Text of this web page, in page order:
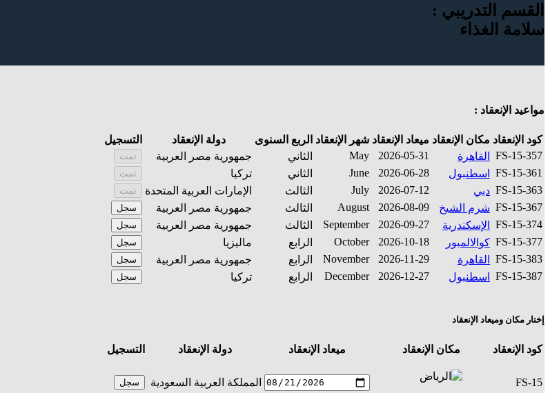
القسم التدريبي :
سلامة الغذاء
مواعيد الإنعقاد :
كود الإنعقاد مكان الإنعقاد ميعاد الإنعقاد شهر الإنعقاد الربع السنوى دولة الإنعقاد
التسجيل
FS-15-357
القاهرة 2026-05-31
May الثاني جمهورية مصر العربية تمت
FS-15-361 اسطنبول 2026-06-28
June الثاني تركيا تمت
FS-15-363 دبي 2026-07-12
July الثالث الإمارات العربية المتحدة تمت
FS-15-367 شرم الشيخ 2026-08-09
August الثالث جمهورية مصر العربية سجل
FS-15-374 الإسكندرية 2026-09-27
September الثالث جمهورية مصر العربية سجل
FS-15-377 كوالالمبور 2026-10-18
October الرابع ماليزيا سجل
FS-15-383 القاهرة 2026-11-29
November الرابع جمهورية مصر العربية سجل
FS-15-387 اسطنبول 2026-12-27
December الرابع تركيا سجل
إختار مكان وميعاد الإنعقاد
كود الإنعقاد مكان الإنعقاد ميعاد الإنعقاد دولة الإنعقاد التسجيل
FS-15
المملكة العربية السعودية سجل